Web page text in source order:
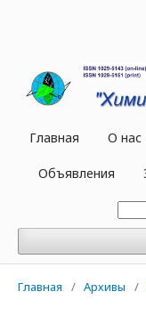
Главная О нас
Объявления
Главная / Архивы /